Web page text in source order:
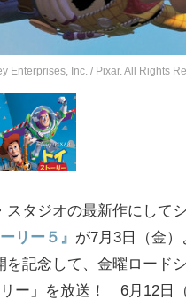
Inc. / Pixar. All Rights
スタジオの最新作にして
リー５』 が7月3日（金）
記念して、金曜ロード
ー」を放送！ 6月12日（